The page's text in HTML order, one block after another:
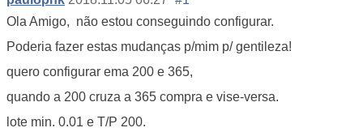
Ola Amigo, não estou conseguindo configurar.
Poderia fazer estas mudanças p/mim p/ gentileza!
quero configurar ema 200 e 365,
quando a 200 cruza a 365 compra e vise-versa.
lote min. 0.01 e T/P 200.